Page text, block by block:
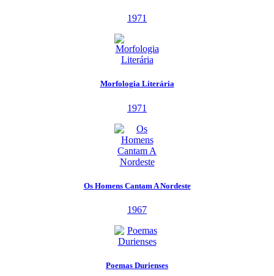
1971
Morfologia Literária
1971
Os Homens Cantam A Nordeste
1967
Poemas Durienses